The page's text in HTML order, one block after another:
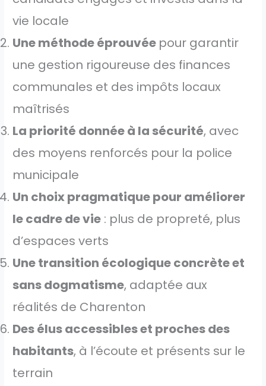
vie locale
Une méthode éprouvée pour garantir
une gestion rigoureuse des finances
communales et des impôts locaux
maîtrisés
La priorité donnée à la sécurité, avec
des moyens renforcés pour la police
municipale
Un choix pragmatique pour améliorer
le cadre de vie : plus de propreté, plus
d’espaces verts
Une transition écologique concrète et
sans dogmatisme, adaptée aux
réalités de Charenton
Des élus accessibles et proches des
habitants, à l’écoute et présents sur le
terrain